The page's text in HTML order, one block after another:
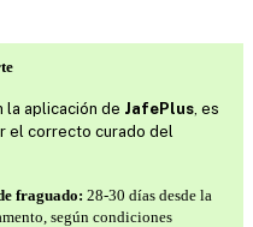
la aplicación de JafePlus , es
el correcto curado del
fraguado: 28-30 días desde la
según condiciones